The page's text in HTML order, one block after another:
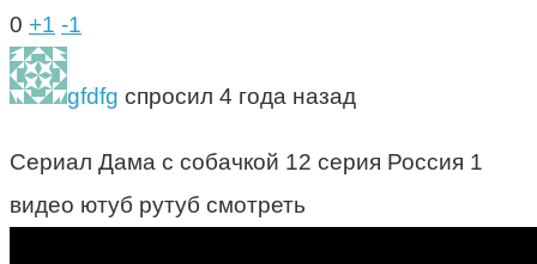
0 +1 -1
gfdfg спросил 4 года назад
Сериал Дама с собачкой 12 серия Россия 1
видео ютуб рутуб смотреть